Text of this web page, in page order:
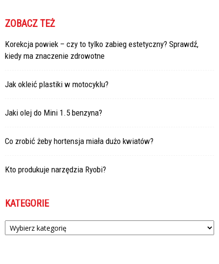
ZOBACZ TEŻ
Korekcja powiek – czy to tylko zabieg estetyczny? Sprawdź,
kiedy ma znaczenie zdrowotne
Jak okleić plastiki w motocyklu?
Jaki olej do Mini 1.5 benzyna?
Co zrobić żeby hortensja miała dużo kwiatów?
Kto produkuje narzędzia Ryobi?
KATEGORIE
Kategorie